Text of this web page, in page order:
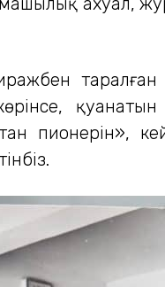
пионерін»,